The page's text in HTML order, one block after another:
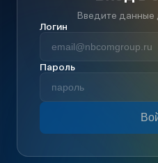
Введите данные
Логин
Пароль